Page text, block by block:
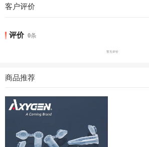
客户评价
评价 0条
暂无评价
商品推荐